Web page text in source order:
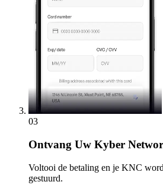
03
Ontvang Uw Kyber
Voltooi de betaling en je KNC
gestuurd.